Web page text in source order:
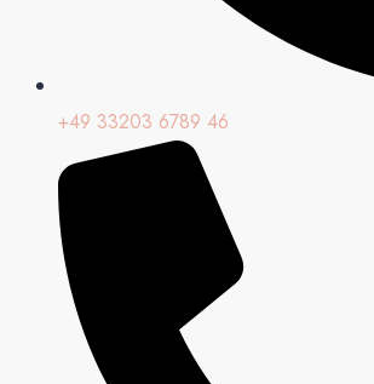
+49 33203 6789 46